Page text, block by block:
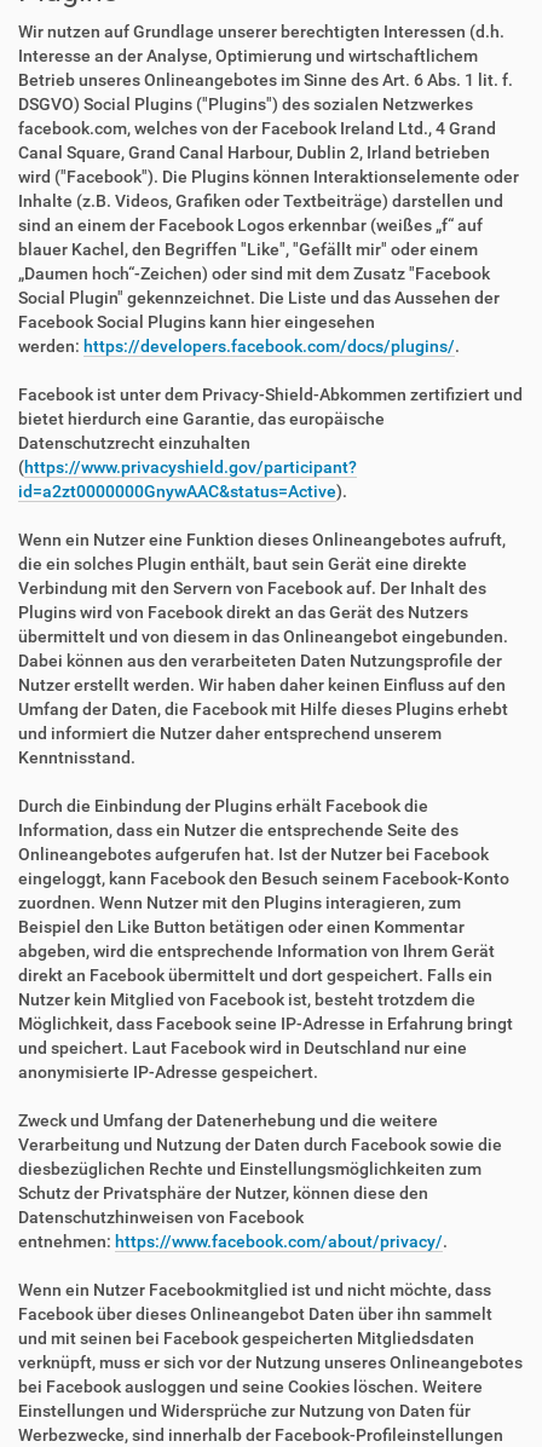
Wir nutzen auf Grundlage unserer berechtigten Interessen (d.h.
Interesse an der Analyse, Optimierung und wirtschaftlichem
Betrieb unseres Onlineangebotes im Sinne des Art. 6 Abs. 1 lit. f.
DSGVO) Social Plugins ("Plugins") des sozialen Netzwerkes
facebook.com, welches von der Facebook Ireland Ltd., 4 Grand
Canal Square, Grand Canal Harbour, Dublin 2, Irland betrieben
wird ("Facebook"). Die Plugins können Interaktionselemente oder
Inhalte (z.B. Videos, Grafiken oder Textbeiträge) darstellen und
sind an einem der Facebook Logos erkennbar (weißes „f“ auf
blauer Kachel, den Begriffen "Like", "Gefällt mir" oder einem
„Daumen hoch“-Zeichen) oder sind mit dem Zusatz "Facebook
Social Plugin" gekennzeichnet. Die Liste und das Aussehen der
Facebook Social Plugins kann hier eingesehen
werden: https://developers.facebook.com/docs/plugins/.
Facebook ist unter dem Privacy-Shield-Abkommen zertifiziert und
bietet hierdurch eine Garantie, das europäische
Datenschutzrecht einzuhalten
(https://www.privacyshield.gov/participant?
id=a2zt0000000GnywAAC&status=Active).
Wenn ein Nutzer eine Funktion dieses Onlineangebotes aufruft,
die ein solches Plugin enthält, baut sein Gerät eine direkte
Verbindung mit den Servern von Facebook auf. Der Inhalt des
Plugins wird von Facebook direkt an das Gerät des Nutzers
übermittelt und von diesem in das Onlineangebot eingebunden.
Dabei können aus den verarbeiteten Daten Nutzungsprofile der
Nutzer erstellt werden. Wir haben daher keinen Einfluss auf den
Umfang der Daten, die Facebook mit Hilfe dieses Plugins erhebt
und informiert die Nutzer daher entsprechend unserem
Kenntnisstand.
Durch die Einbindung der Plugins erhält Facebook die
Information, dass ein Nutzer die entsprechende Seite des
Onlineangebotes aufgerufen hat. Ist der Nutzer bei Facebook
eingeloggt, kann Facebook den Besuch seinem Facebook-Konto
zuordnen. Wenn Nutzer mit den Plugins interagieren, zum
Beispiel den Like Button betätigen oder einen Kommentar
abgeben, wird die entsprechende Information von Ihrem Gerät
direkt an Facebook übermittelt und dort gespeichert. Falls ein
Nutzer kein Mitglied von Facebook ist, besteht trotzdem die
Möglichkeit, dass Facebook seine IP-Adresse in Erfahrung bringt
und speichert. Laut Facebook wird in Deutschland nur eine
anonymisierte IP-Adresse gespeichert.
Zweck und Umfang der Datenerhebung und die weitere
Verarbeitung und Nutzung der Daten durch Facebook sowie die
diesbezüglichen Rechte und Einstellungsmöglichkeiten zum
Schutz der Privatsphäre der Nutzer, können diese den
Datenschutzhinweisen von Facebook
entnehmen: https://www.facebook.com/about/privacy/.
Wenn ein Nutzer Facebookmitglied ist und nicht möchte, dass
Facebook über dieses Onlineangebot Daten über ihn sammelt
und mit seinen bei Facebook gespeicherten Mitgliedsdaten
verknüpft, muss er sich vor der Nutzung unseres Onlineangebotes
bei Facebook ausloggen und seine Cookies löschen. Weitere
Einstellungen und Widersprüche zur Nutzung von Daten für
Werbezwecke, sind innerhalb der Facebook-Profileinstellungen